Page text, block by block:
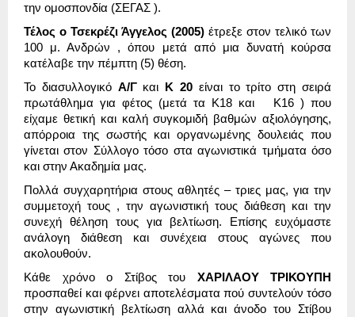
την ομοσπονδία (ΣΕΓΑΣ ).
Τέλος ο Τσεκρέζι Άγγελος (2005) έτρεξε στον τελικό των
100 μ. Ανδρών , όπου μετά από μια δυνατή κούρσα
κατέλαβε την πέμπτη (5) θέση.
Το διασυλλογικό Α/Γ και Κ 20 είναι το τρίτο στη σειρά
πρωτάθλημα για φέτος (μετά τα Κ18 και Κ16 ) που
είχαμε θετική και καλή συγκομιδή βαθμών αξιολόγησης,
απόρροια της σωστής και οργανωμένης δουλειάς που
γίνεται στον Σύλλογο τόσο στα αγωνιστικά τμήματα όσο
και στην Ακαδημία μας.
Πολλά συγχαρητήρια στους αθλητές – τριες μας, για την
συμμετοχή τους , την αγωνιστική τους διάθεση και την
συνεχή θέληση τους για βελτίωση. Επίσης ευχόμαστε
ανάλογη διάθεση και συνέχεια στους αγώνες που
ακολουθούν.
Κάθε χρόνο ο Στίβος του ΧΑΡΙΛΑΟΥ ΤΡΙΚΟΥΠΗ
προσπαθεί και φέρνει αποτελέσματα πού συντελούν τόσο
στην αγωνιστική βελτίωση αλλά και άνοδο του Στίβου